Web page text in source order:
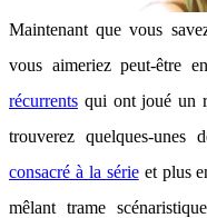
Maintenant que vous
vous aimeriez peut-être
récurrents qui ont joué un
trouverez quelques-unes
consacré à la sérieet plus
mêlant trame